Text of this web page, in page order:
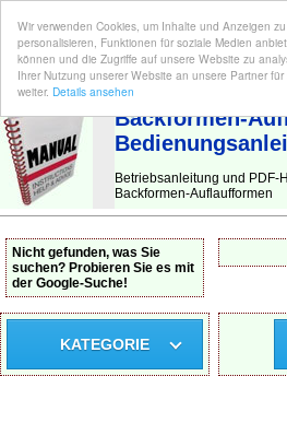
Wir verwenden Cookies, um Inhalte und Anzeigen zu
personalisieren, Funktionen für soziale Medien
können und die Zugriffe auf unsere Website zu
Ihrer Nutzung unserer Website an unsere Partner
weiter. Details ansehen
BEDIENUNGSANLEITUNG | Hier finden Sie
Backformen-
Betriebsanleitung und PDF-
Backformen-Auflaufformen
Nicht gefunden, was Sie
suchen? Probieren Sie es mit
der Google-Suche!
KATEGORIE